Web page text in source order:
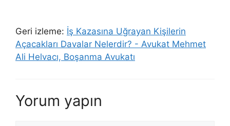
Geri izleme: İş Kazasına Uğrayan Kişilerin
Açacakları Davalar Nelerdir? - Avukat Mehmet
Ali Helvacı, Boşanma Avukatı
Yorum yapın